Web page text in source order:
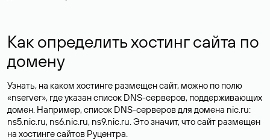
Как определить хостинг сайта по
домену
Узнать, на каком хостинге размещен сайт, можно по полю
«nserver», где указан список DNS-серверов, поддерживающих
домен. Например, список DNS-серверов для домена nic.ru:
ns5.nic.ru, ns6.nic.ru, ns9.nic.ru. Это значит, что сайт размещен
на хостинге сайтов Руцентра.